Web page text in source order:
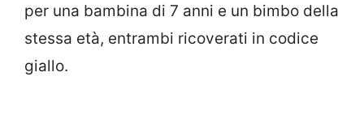
per una bambina di 7 anni e un bimbo della
stessa età, entrambi ricoverati in codice
giallo.